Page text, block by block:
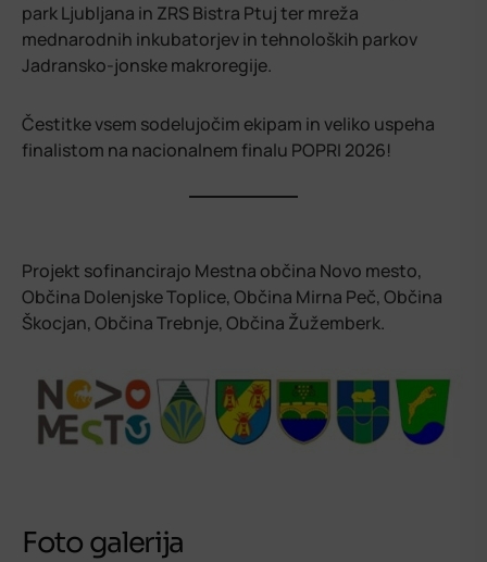
park Ljubljana in ZRS Bistra Ptuj ter mreža
mednarodnih inkubatorjev in tehnoloških parkov
Jadransko-jonske makroregije.
Čestitke vsem sodelujočim ekipam in veliko uspeha
finalistom na nacionalnem finalu POPRI 2026!
Projekt sofinancirajo Mestna občina Novo mesto,
Občina Dolenjske Toplice, Občina Mirna Peč, Občina
Škocjan, Občina Trebnje, Občina Žužemberk.
Foto galerija